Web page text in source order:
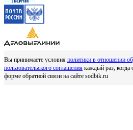
Вы принимаете условия политики в отношении
пользовательского соглашения каждый раз, когда
форме обратной связи на сайте sodbik.ru